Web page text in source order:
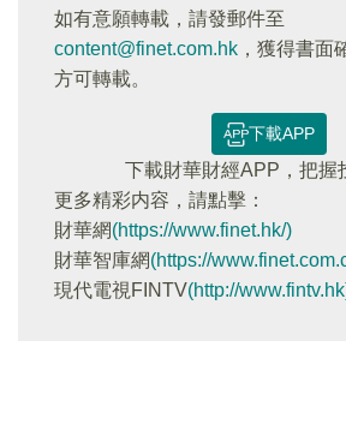
如有意願轉載，請發郵件至
content@finet.com.hk ，獲得書面
方可轉載。
下載APP
下載財華財經APP，把握
更多精彩内容，請點擊：
財華網(https://www.finet.hk/)
財華智庫網(https://
現代電視FINTV(http://